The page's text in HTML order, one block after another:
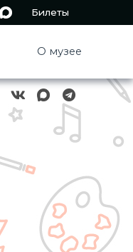
Билеты
О музее